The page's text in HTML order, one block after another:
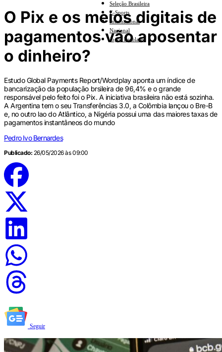
Seleção Brasileira
E-Sports
Internacional
Nacional
Jogos Escolares
O Pix e os meios digitais de
pagamentos vão aposentar
o dinheiro?
Estudo Global Payments Report/Wordplay aponta um índice de
bancarização da população brsileira de 96,4% e o grande
responsável pelo feito foi o Pix. A iniciativa brasileira não está sozinha.
A Argentina tem o seu Transferências 3.0, a Colômbia lançou o Bre-B
e, no outro lao do Atlântico, a Nigéria possui uma das maiores taxas de
pagamentos instantâneos do mundo
Pedro Ivo Bernardes
Publicado: 26/05/2026 às 09:00
Seguir